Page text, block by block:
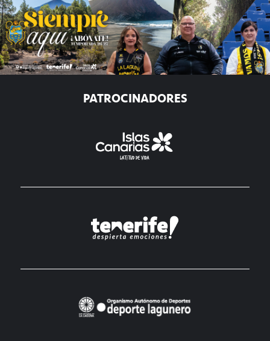
PATROCINADORES